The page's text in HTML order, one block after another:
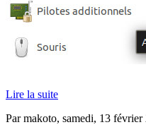
Lire la suite
Par makoto, samedi, 13 février